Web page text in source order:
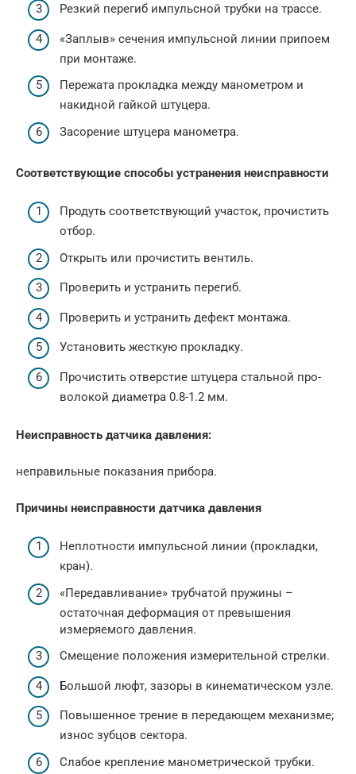
Резкий перегиб им­пульсной трубки на трассе.
«Заплыв» сечения им­пульсной линии припо­ем
при монтаже.
Пережата прокладка между манометром и
накидной гайкой штуцера.
Засорение штуцера манометра.
Соответствующие способы устранения неисправности
Продуть соответствую­щий участок, прочи­стить
отбор.
Открыть или прочис­тить вентиль.
Проверить и устранить перегиб.
Проверить и устранить дефект монтажа.
Установить жесткую прокладку.
Прочистить отверстие штуцера стальной про­
волокой диаметра 0.8-1.2 мм.
Неисправность датчика давления:
неправильные показания прибора.
Причины неисправности датчика давления
Неплотности импульс­ной линии (прокладки,
кран).
«Передавливание» трубчатой пружины –
остаточная деформа­ция от превышения
измеряемого давления.
Смещение положения измерительной стрелки.
Большой люфт, зазоры в кинематическом узле.
Повышенное трение в передающем механиз­ме;
износ зубцов сек­тора.
Слабое крепление ма­нометрической трубки.